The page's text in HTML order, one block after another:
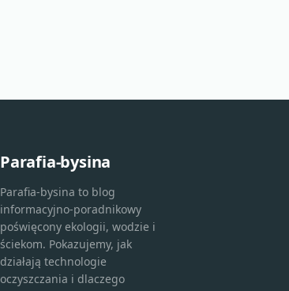
Parafia-bysina
Parafia-bysina to blog
informacyjno-poradnikowy
poświęcony ekologii, wodzie i
ściekom. Pokazujemy, jak
działają technologie
oczyszczania i dlaczego